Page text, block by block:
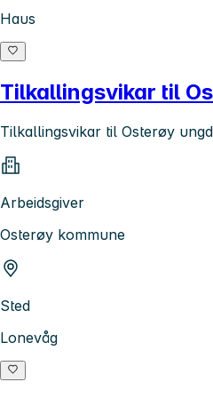
Haus
Tilkallingsvikar til
Tilkallingsvikar til Osterøy
Arbeidsgiver
Osterøy kommune
Sted
Lonevåg